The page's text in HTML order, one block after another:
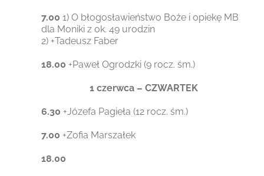
7.00 1) O błogosławieństwo Boże i opiekę MB
dla Moniki z ok. 49 urodzin
2) +Tadeusz Faber
18.00 +Paweł Ogrodzki (9 rocz. śm.)
1 czerwca – CZWARTEK
6.30 +Józefa Pagieła (12 rocz. śm.)
7.00 +Zofia Marszałek
18.00